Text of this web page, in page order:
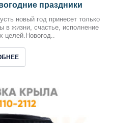
праздники
новый год принесет только
в жизни, счастье, исполнение
целей.Новогод..